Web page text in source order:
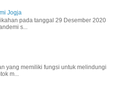
Jogja
pada tanggal 29 Desember 2020
s...
yang memiliki fungsi untuk melindungi
m...